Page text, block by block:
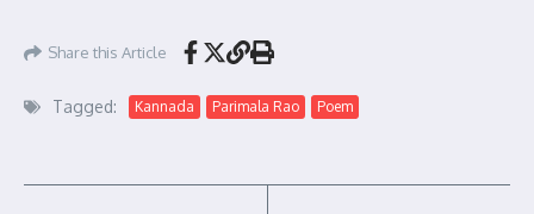
Share this Article
Tagged: Kannada Parimala Rao Poem